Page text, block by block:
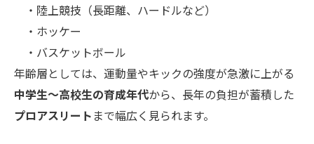
・陸上競技（長距離、ハードルなど）
・ホッケー
・バスケットボール
年齢層としては、運動量やキックの強度が急激に上がる
中学生〜高校生の育成年代から、長年の負担が蓄積した
プロアスリート まで幅広く見られます。